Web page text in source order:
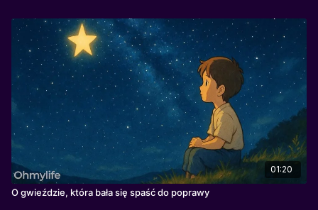
01:20
O gwieździe, która bała się spaść do poprawy